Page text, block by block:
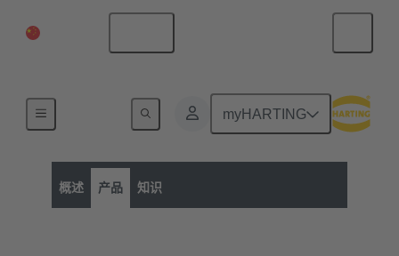
myHARTING
概述 产品 知识
产品